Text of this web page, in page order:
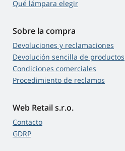
Qué lámpara elegir
Sobre la compra
Devoluciones y reclamaciones
Devolución sencilla de productos
Condiciones comerciales
Procedimiento de reclamos
Web Retail s.r.o.
Contacto
GDRP